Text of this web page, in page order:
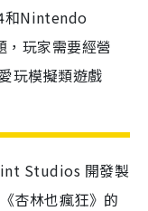
和Nintendo
玩家需要經營
玩模擬類遊戲
Studios 開發製
杏林也瘋狂》的